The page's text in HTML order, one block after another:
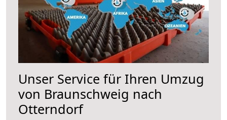
Unser Service für Ihren Umzug
von Braunschweig nach
Otterndorf